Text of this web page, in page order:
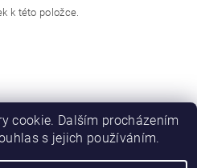
k této položce.
cookie. Dalším procházením
s jejich používáním.